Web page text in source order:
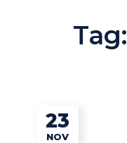
Tag:
23
NOV